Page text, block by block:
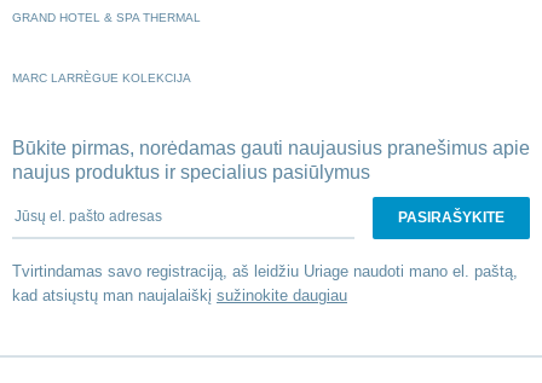
GRAND HOTEL & SPA THERMAL
MARC LARRÈGUE KOLEKCIJA
Būkite pirmas, norėdamas gauti naujausius pranešimus apie
naujus produktus ir specialius pasiūlymus
Jūsų el. pašto adresas
Tvirtindamas savo registraciją, aš leidžiu Uriage naudoti mano el. paštą,
kad atsiųstų man naujalaiškį sužinokite daugiau